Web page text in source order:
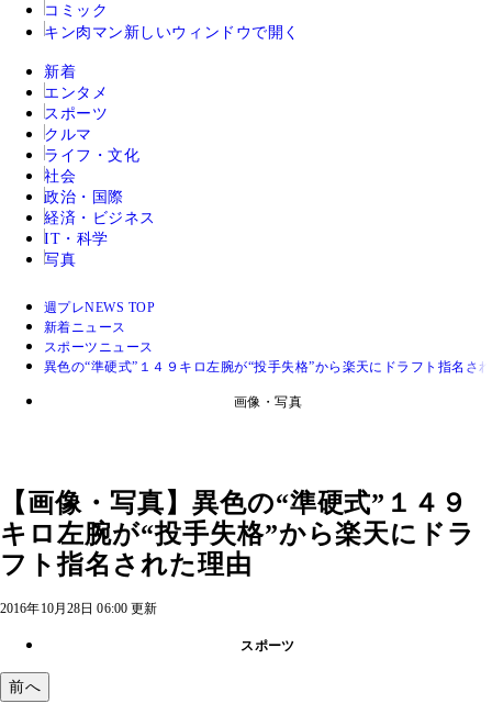
コミック
キン肉マン 新しいウィンドウで開く
新着
エンタメ
スポーツ
クルマ
ライフ・文化
社会
政治・国際
経済・ビジネス
IT・科学
写真
週プレNEWS TOP
新着ニュース
スポーツニュース
異色の“準硬式”１４９キロ左腕が“投手失格”から楽天にドラフト指名さ
画像・写真
【画像・写真】異色の“準硬式”１４９
キロ左腕が“投手失格”から楽天にドラ
フト指名された理由
2016年10月28日 06:00 更新
スポーツ
前へ